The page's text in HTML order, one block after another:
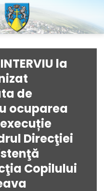
INTERVIU la
de
ocuparea
Direcţiei
Copilului